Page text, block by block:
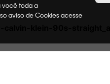
você toda a
aviso de Cookies acesse